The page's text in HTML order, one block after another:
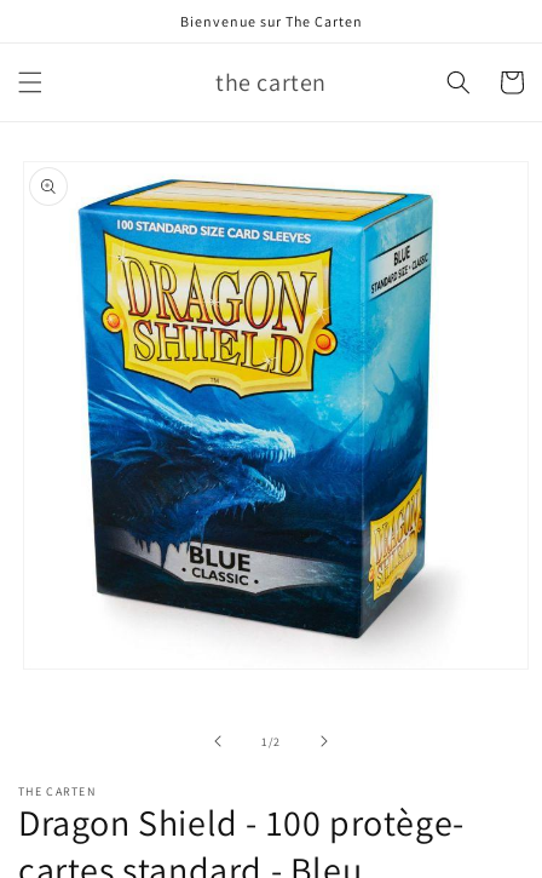
contenu
Bienvenue sur The Carten
the carten Panier
informations
produits
fenêtre
1 /de2
THE CARTEN
Dragon Shield - 100 protège-